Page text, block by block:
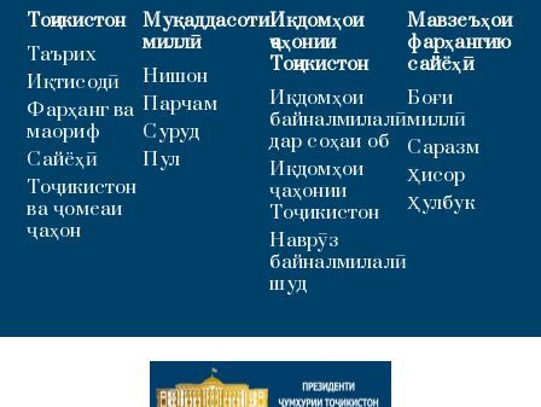
Тоҷикистон
Таърих
Иқтисодӣ
Фарҳанг ва
маориф
Сайёҳӣ
Тоҷикистон
ва ҷомеаи
ҷаҳон
Муқаддасоти
миллӣ
Нишон
Парчам
Суруд
Пул
Иқдомҳои
ҷаҳонии
Тоҷикистон
Иқдомҳои
байналмилалӣ
дар соҳаи об
Иқдомҳои
ҷаҳонии
Тоҷикистон
Наврӯз
байналмилалӣ
шуд
Мавзеъҳои
фарҳангию
сайёҳӣ
Боғи
миллӣ
Саразм
Ҳисор
Ҳулбук